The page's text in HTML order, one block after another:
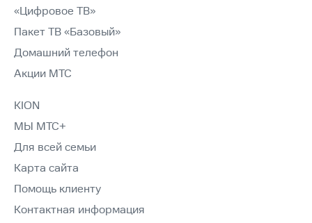
«Цифровое ТВ»
Пакет ТВ «Базовый»
Домашний телефон
Акции МТС
KION
МЫ МТС+
Для всей семьи
Карта сайта
Помощь клиенту
Контактная информация